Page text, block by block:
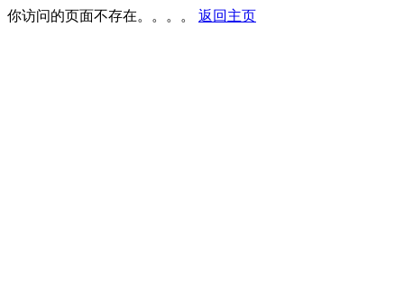
你访问的页面不存在。。。。 返回主页